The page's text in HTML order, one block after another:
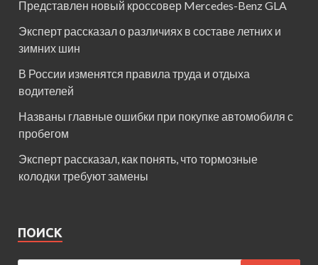
Представлен новый кроссовер Mercedes-Benz GLA
Эксперт рассказал о различиях в составе летних и
зимних шин
В России изменятся правила труда и отдыха
водителей
Названы главные ошибки при покупке автомобиля с
пробегом
Эксперт рассказал, как понять, что тормозные
колодки требуют замены
ПОИСК